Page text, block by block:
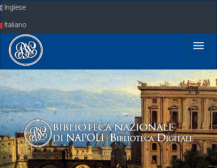
SkipInglese
Italiano